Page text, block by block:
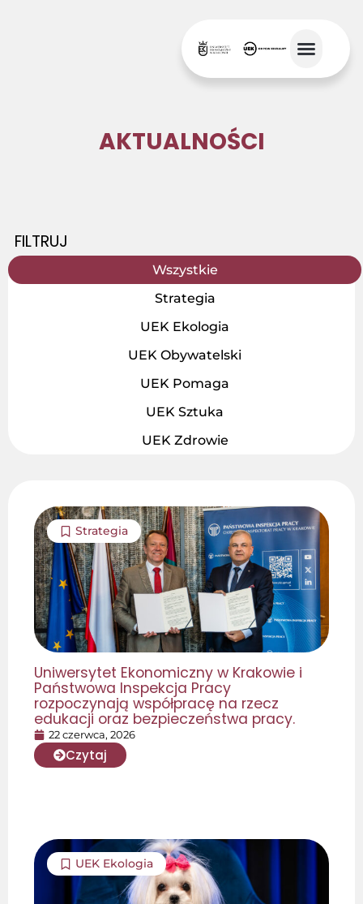
AKTUALNOŚCI
FILTRUJ
Strategia
UEK Ekologia
UEK Obywatelski
UEK Pomaga
UEK Sztuka
UEK Zdrowie
Wszystkie
Strategia
Uniwersytet Ekonomiczny w Krakowie i
Państwowa Inspekcja Pracy
rozpoczynają współpracę na rzecz
edukacji oraz bezpieczeństwa pracy.
22 czerwca, 2026
Czytaj
UEK Ekologia